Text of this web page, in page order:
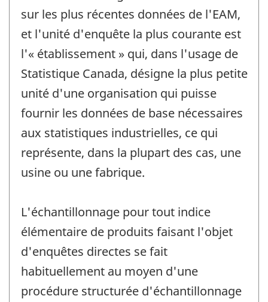
sur les plus récentes données de l'EAM,
et l'unité d'enquête la plus courante est
l'« établissement » qui, dans l'usage de
Statistique Canada, désigne la plus petite
unité d'une organisation qui puisse
fournir les données de base nécessaires
aux statistiques industrielles, ce qui
représente, dans la plupart des cas, une
usine ou une fabrique.
L'échantillonnage pour tout indice
élémentaire de produits faisant l'objet
d'enquêtes directes se fait
habituellement au moyen d'une
procédure structurée d'échantillonnage